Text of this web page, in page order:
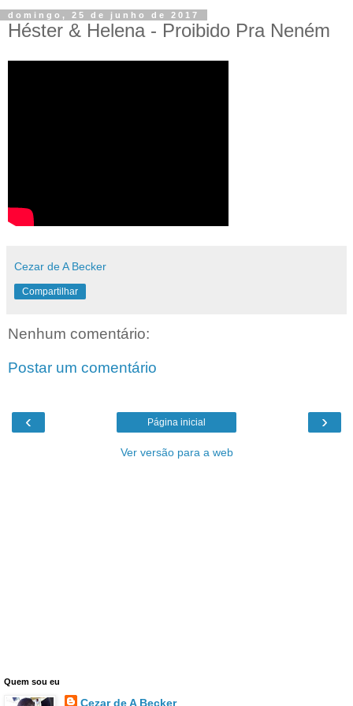
domingo, 25 de junho de 2017
Héster & Helena - Proibido Pra Neném
Cezar de A Becker
Compartilhar
Nenhum comentário:
Postar um comentário
‹ ›
Página inicial
Ver versão para a web
Quem sou eu
Cezar de A Becker